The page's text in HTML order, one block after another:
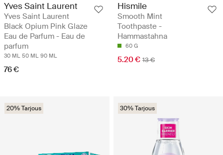
Yves Saint Laurent
Yves Saint Laurent
Black Opium Pink Glaze
Eau de Parfum - Eau de
parfum
30 ML 50 ML 90 ML
76 €
Hismile
Smooth Mint
Toothpaste -
Hammastahna
60 G
5.20 € 13 €
20% Tarjous 30% Tarjous